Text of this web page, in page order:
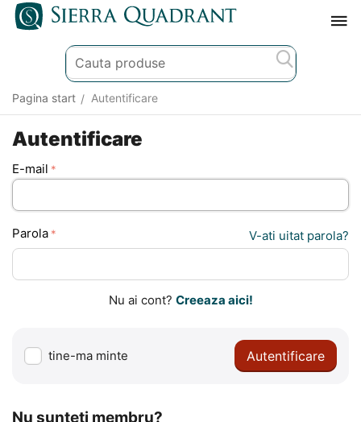
Pagina start / Autentificare
Autentificare
E-mail
Parola V-ati uitat parola?
Nu ai cont? Creeaza aici!
tine-ma minte Autentificare
Nu sunteti membru?